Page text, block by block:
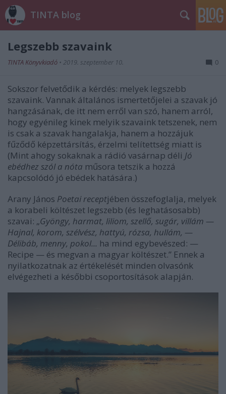
TINTA blog
Legszebb szavaink
TINTA Könyvkiadó • 2019. szeptember 10. 0
Sokszor felvetődik a kérdés: melyek legszebb
szavaink. Vannak általános ismertetőjelei a szavak jó
hangzásának, de itt nem erről van szó, hanem arról,
hogy egyénileg kinek melyik szavaink tetszenek, nem
is csak a szavak hangalakja, hanem a hozzájuk
fűződő képzettársítás, érzelmi telítettség miatt is
(Mint ahogy sokaknak a rádió vasárnap déli Jó
ebédhez szól a nóta műsora tetszik a hozzá
kapcsolódó jó ebédek hatására.)
Arany János Poetai receptjében összefoglalja, melyek
a korabeli költészet legszebb (és leghatásosabb)
szavai: „Gyöngy, harmat, liliom, szellő, sugár, villám —
Hajnal, korom, szélvész, hattyú, rózsa, hullám, —
Délibáb, menny, pokol... ha mind egybevészed: —
Recipe — és megvan a magyar költészet.” Ennek a
nyilatkozatnak az értékelését minden olvasónk
elvégezheti a későbbi csoportosítások alapján.